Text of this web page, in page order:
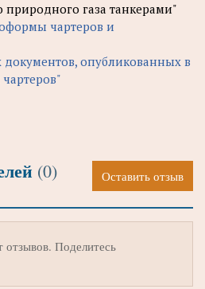
природного газа танкерами"
чартеров и
опубликованных в
(0) Оставить отзыв
отзывов. Поделитесь